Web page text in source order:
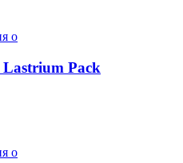
Pack